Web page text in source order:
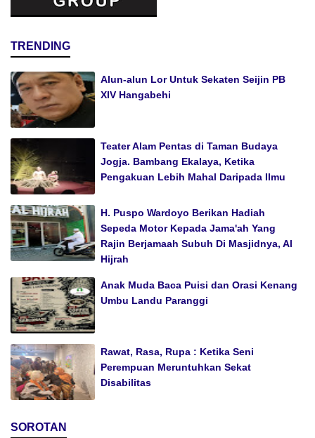
TRENDING
Alun-alun Lor Untuk Sekaten Seijin PB
XIV Hangabehi
Teater Alam Pentas di Taman Budaya
Jogja. Bambang Ekalaya, Ketika
Pengakuan Lebih Mahal Daripada Ilmu
H. Puspo Wardoyo Berikan Hadiah
Sepeda Motor Kepada Jama'ah Yang
Rajin Berjamaah Subuh Di Masjidnya, Al
Hijrah
Anak Muda Baca Puisi dan Orasi Kenang
Umbu Landu Paranggi
Rawat, Rasa, Rupa : Ketika Seni
Perempuan Meruntuhkan Sekat
Disabilitas
SOROTAN